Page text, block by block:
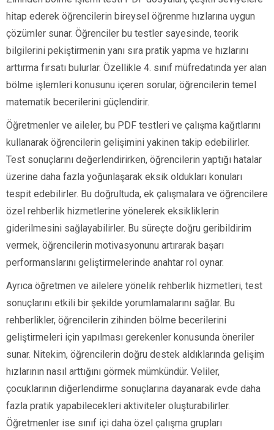
hitap ederek öğrencilerin bireysel öğrenme hızlarına uygun
çözümler sunar. Öğrenciler bu testler sayesinde, teorik
bilgilerini pekiştirmenin yanı sıra pratik yapma ve hızlarını
arttırma fırsatı bulurlar. Özellikle 4. sınıf müfredatında yer alan
bölme işlemleri konusunu içeren sorular, öğrencilerin temel
matematik becerilerini güçlendirir.
Öğretmenler ve aileler, bu PDF testleri ve çalışma kağıtlarını
kullanarak öğrencilerin gelişimini yakinen takip edebilirler.
Test sonuçlarını değerlendirirken, öğrencilerin yaptığı hatalar
üzerine daha fazla yoğunlaşarak eksik oldukları konuları
tespit edebilirler. Bu doğrultuda, ek çalışmalara ve öğrencilere
özel rehberlik hizmetlerine yönelerek eksikliklerin
giderilmesini sağlayabilirler. Bu süreçte doğru geribildirim
vermek, öğrencilerin motivasyonunu artırarak başarı
performanslarını geliştirmelerinde anahtar rol oynar.
Ayrıca öğretmen ve ailelere yönelik rehberlik hizmetleri, test
sonuçlarını etkili bir şekilde yorumlamalarını sağlar. Bu
rehberlikler, öğrencilerin zihinden bölme becerilerini
geliştirmeleri için yapılması gerekenler konusunda öneriler
sunar. Nitekim, öğrencilerin doğru destek aldıklarında gelişim
hızlarının nasıl arttığını görmek mümkündür. Veliler,
çocuklarının diğerlendirme sonuçlarına dayanarak evde daha
fazla pratik yapabilecekleri aktiviteler oluşturabilirler.
Öğretmenler ise sınıf içi daha özel çalışma grupları